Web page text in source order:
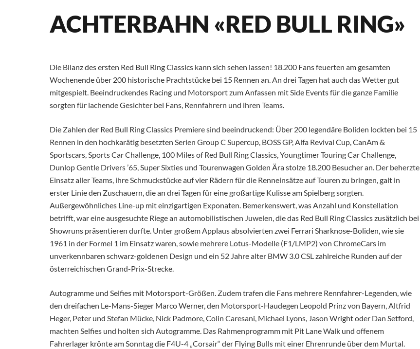
ACHTERBAHN «RED BULL RING»
Die Bilanz des ersten Red Bull Ring Classics kann sich sehen lassen! 18.200 Fans feuerten am gesamten
Wochenende über 200 historische Prachtstücke bei 15 Rennen an. An drei Tagen hat auch das Wetter gut
mitgespielt. Beeindruckendes Racing und Motorsport zum Anfassen mit Side Events für die ganze Familie
sorgten für lachende Gesichter bei Fans, Rennfahrern und ihren Teams.
Die Zahlen der Red Bull Ring Classics Premiere sind beeindruckend: Über 200 legendäre Boliden lockten bei 15
Rennen in den hochkarätig besetzten Serien Group C Supercup, BOSS GP, Alfa Revival Cup, CanAm &
Sportscars, Sports Car Challenge, 100 Miles of Red Bull Ring Classics, Youngtimer Touring Car Challenge,
Dunlop Gentle Drivers ’65, Super Sixties und Tourenwagen Golden Ära stolze 18.200 Besucher an. Der beherzte
Einsatz aller Teams, ihre Schmuckstücke auf vier Rädern für die Renneinsätze auf Touren zu bringen, galt in
erster Linie den Zuschauern, die an drei Tagen für eine großartige Kulisse am Spielberg sorgten.
Außergewöhnliches Line-up mit einzigartigen Exponaten. Bemerkenswert, was Anzahl und Konstellation
betrifft, war eine ausgesuchte Riege an automobilistischen Juwelen, die das Red Bull Ring Classics zusätzlich bei
Showruns präsentieren durfte. Unter großem Applaus absolvierten zwei Ferrari Sharknose-Boliden, wie sie
1961 in der Formel 1 im Einsatz waren, sowie mehrere Lotus-Modelle (F1/LMP2) von ChromeCars im
unverkennbaren schwarz-goldenen Design und ein 52 Jahre alter BMW 3.0 CSL zahlreiche Runden auf der
österreichischen Grand-Prix-Strecke.
Autogramme und Selfies mit Motorsport-Größen. Zudem trafen die Fans mehrere Rennfahrer-Legenden, wie
den dreifachen Le-Mans-Sieger Marco Werner, den Motorsport-Haudegen Leopold Prinz von Bayern, Altfrid
Heger, Peter und Stefan Mücke, Nick Padmore, Colin Caresani, Michael Lyons, Jason Wright oder Dan Setford,
machten Selfies und holten sich Autogramme. Das Rahmenprogramm mit Pit Lane Walk und offenem
Fahrerlager krönte am Sonntag die F4U-4 „Corsair“ der Flying Bulls mit einer Ehrenrunde über dem Murtal.